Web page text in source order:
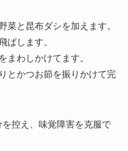
菜と昆布ダシを加えます。
ばします。
まわしかけてます。
とかつお節を振りかけて完
控え、味覚障害を克服で